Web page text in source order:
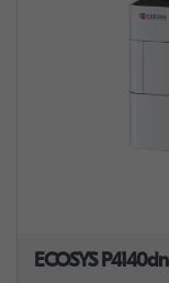
ECOSYS P4140dn